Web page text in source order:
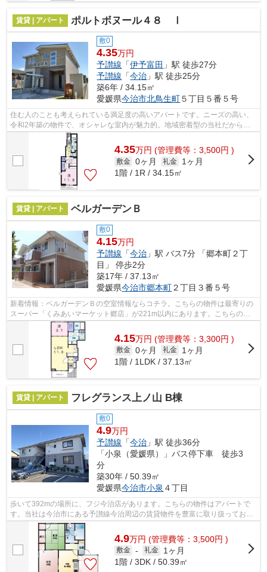
賃貸 | アパート ポルトボヌール４８ Ⅰ
敷0
4.35万円
予讃線 「伊予富田 」駅 徒歩27分
予讃線 「今治 」駅 徒歩25分
築6年 / 34.15㎡
愛媛県今治市北鳥生町５丁目５番５号
住む人のことも考えられている満足度の高いアパートです。ニーズの高い、
令和2年築の物件で、オシャレな室内が魅力的。地域密着型の当社だからご
紹介できる、今治市エリアや伊予富田付...
4.35万円 (管理費等：3,500円 )
敷金 0ヶ月 礼金
1ヶ月
1階 / 1R / 34.15㎡
賃貸 | アパート ベルガーデンＢ
敷0
4.15万円
予讃線 「今治 」駅 バス7分 「郷本町２丁
目」 停歩2分
築17年 / 37.13㎡
愛媛県今治市郷本町２丁目３番５号
新着情報：ベルガーデンＢの空室情報ならコチラ。こちらの物件は最寄りの
スーパー「くみあいマーケット郷店」が221m以内にあります。こちらの物
件はアパートです。今治市エリアにある...
4.15万円 (管理費等：3,300円 )
敷金 0ヶ月 礼金
1ヶ月
1階 / 1LDK / 37.13㎡
賃貸 | アパート フレグランス上ノ山 B棟
敷0
4.9万円
予讃線 「今治 」駅 徒歩36分
「小泉（愛媛県）」バス停下車 徒歩3
分
築30年 / 50.39㎡
愛媛県今治市小泉 ４丁目
歩いて392mの場所に、フジ今治店があります。こちらの物件はアパートで
す。当社は今治市にある予讃線今治周辺の賃貸物件を豊富に取り扱っており
ます。ご要望やご不明な点などございま...
4.9万円 (管理費等：3,500円 )
敷金 - 礼金
1ヶ月
1階 / 3DK / 50.39㎡